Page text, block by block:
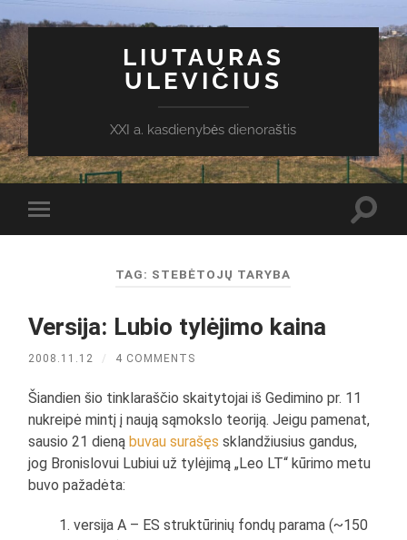
LIUTAURAS
ULEVIČIUS
XXI a. kasdienybės dienoraštis
Toggle
mobile
TAG: STEBĖTOJŲ TARYBA
Versija: Lubio tylėjimo kaina
2008.11.12 / 4 COMMENTS
Šiandien šio tinklaraščio skaitytojai iš Gedimino pr. 11
nukreipė mintį į naują sąmokslo teoriją. Jeigu pamenat,
sausio 21 dieną buvau surašęs sklandžiusius gandus,
jog Bronislovui Lubiui už tylėjimą „Leo LT“ kūrimo metu
buvo pažadėta:
versija A – ES struktūrinių fondų parama (~150